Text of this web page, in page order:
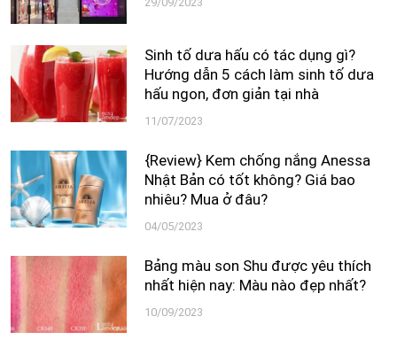
Sinh tố dưa hấu có tác dụng gì?
Hướng dẫn 5 cách làm sinh tố dưa
hấu ngon, đơn giản tại nhà
11/07/2023
{Review} Kem chống nắng Anessa
Nhật Bản có tốt không? Giá bao
nhiêu? Mua ở đâu?
04/05/2023
Bảng màu son Shu được yêu thích
nhất hiện nay: Màu nào đẹp nhất?
10/09/2023